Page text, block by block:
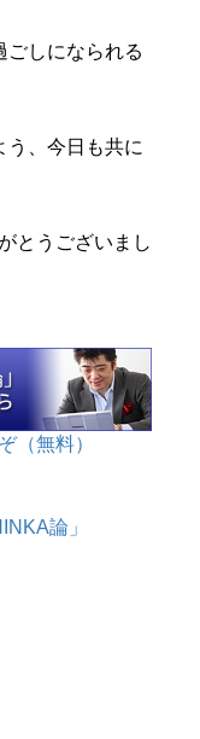
ごしになられる
う、今日も共に
とうございまし
（無料）
論」